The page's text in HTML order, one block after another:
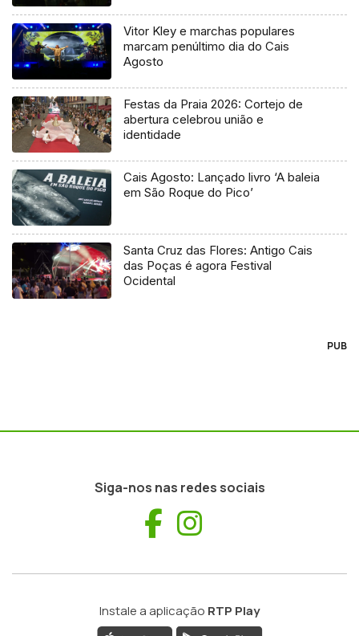
Vitor Kley e marchas populares
marcam penúltimo dia do Cais
Agosto
Festas da Praia 2026: Cortejo de
abertura celebrou união e
identidade
Cais Agosto: Lançado livro ‘A baleia
em São Roque do Pico’
Santa Cruz das Flores: Antigo Cais
das Poças é agora Festival
Ocidental
PUB
Siga-nos nas redes sociais
Facebook
Instale a aplicação RTP Play